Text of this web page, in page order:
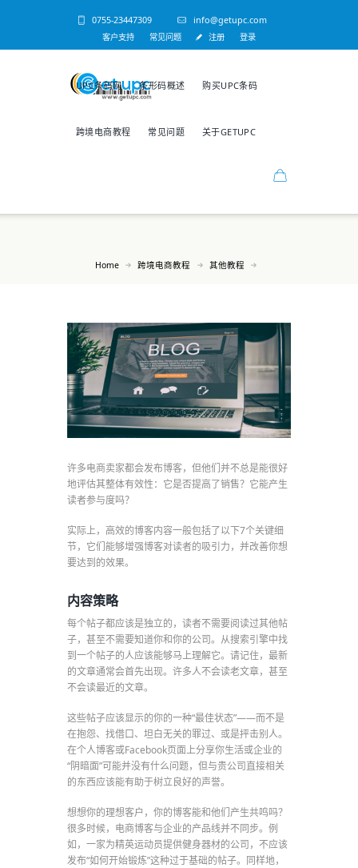
0755-23447309 info@getupc.com
客户支持 常见问题 注册 登录
UPC条码网 条形码概述 购买UPC条码
跨境电商教程 常见问题 关于GETUPC
Home 跨境电商教程 其他教程
许多电商卖家都会发布博客，但他们并不总是能很好
地评估其整体有效性：它是否提高了销售？它能产生
读者参与度吗？
实际上，高效的博客内容一般包括了以下7个关键细
节，它们能够增强博客对读者的吸引力，并改善你想
要达到的效果。
内容策略
每个帖子都应该是独立的，读者不需要阅读过其他帖
子，甚至不需要知道你和你的公司。从搜索引擎中找
到一个帖子的人应该能够马上理解它。请记住，最新
的文章通常会首先出现。许多人不会读老文章，甚至
不会读最近的文章。
这些帖子应该显示的你的一种“最佳状态”——而不是
在抱怨、找借口、坦白无关的罪过、或是抨击别人。
在个人博客或Facebook页面上分享你生活或企业的
“阴暗面”可能并没有什么问题，但与贵公司直接相关
的东西应该能有助于树立良好的声誉。
想想你的理想客户，你的博客能和他们产生共鸣吗？
很多时候，电商博客与企业的产品线并不同步。例
如，一家为精英运动员提供健身器材的公司，不应该
发布“如何开始锻炼”这种过于基础的帖子。同样地，